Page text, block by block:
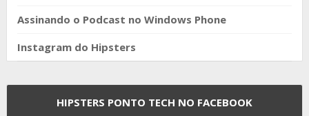
Assinando o Podcast no Windows Phone
Instagram do Hipsters
HIPSTERS PONTO TECH NO FACEBOOK